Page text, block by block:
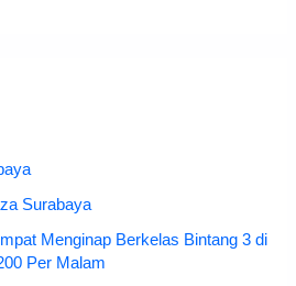
Surabaya
Menginap Berkelas Bintang 3 di
Per Malam